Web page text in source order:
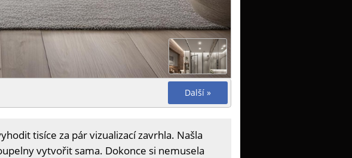
Další »
tisíce za pár vizualizací zavrhla. Našla
vytvořit sama. Dokonce si nemusela